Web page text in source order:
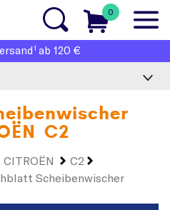
0
1 ab 120 €
C2
CITROËN
C2
Scheibenwischer